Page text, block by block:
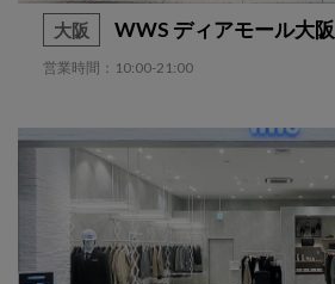
大阪 WWS ディアモール大阪
営業時間：10:00-21:00